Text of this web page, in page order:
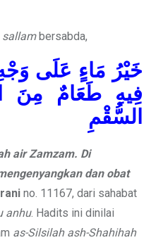
bersabda,
خَيْرُ مَاءٍ عَلَى
فِيهِ طَعَامٌ مِنَ
السُّقْمِ
air Zamzam. Di
dan obat
no. 11167, dari sahabat
anhu. Hadits ini dinilai
as-Silsilah ash-Shahihah